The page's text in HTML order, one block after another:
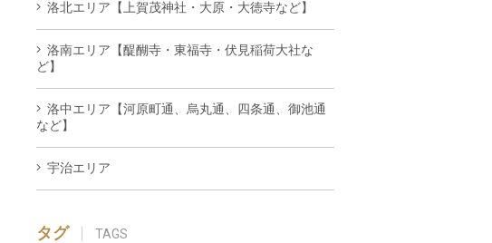
洛北エリア【上賀茂神社・大原・大徳寺など】
洛南エリア【醍醐寺・東福寺・伏見稲荷大社な
ど】
洛中エリア【河原町通、烏丸通、四条通、御池通
など】
宇治エリア
タグ TAGS